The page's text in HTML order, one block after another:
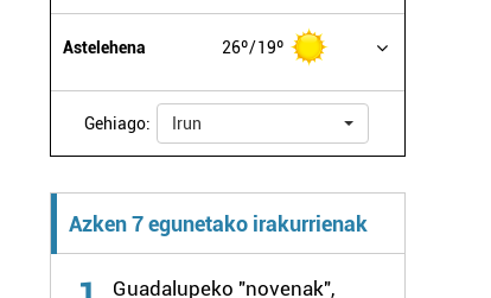
Astelehena 26º 19º
Gehiago: Irun
Azken 7 egunetako irakurrienak
Guadalupeko "novenak",